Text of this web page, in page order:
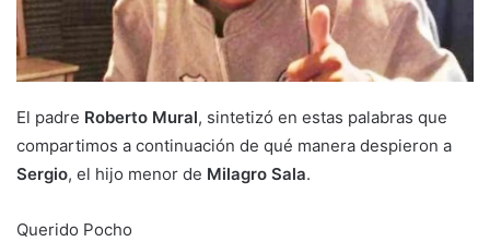
El padre Roberto Mural, sintetizó en estas palabras que
compartimos a continuación de qué manera despieron a
Sergio, el hijo menor de Milagro Sala.
Querido Pocho